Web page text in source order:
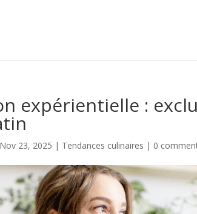
expérientielle :
Nov 23, 2025 | Tendances culinaires | 0